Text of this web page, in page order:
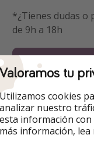
*¿Tienes dudas o
de 9h a 18h
28.08 -
Valoramos tu
Utilizamos cookies
analizar nuestro
esta información con
más información, lea